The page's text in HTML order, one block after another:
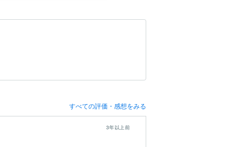
すべての評価・感想をみる
3年以上前